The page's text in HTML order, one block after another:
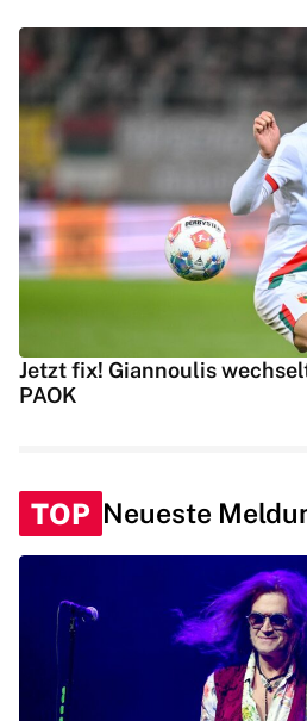
Jetzt fix! Giannoulis
PAOK
TOP Neueste